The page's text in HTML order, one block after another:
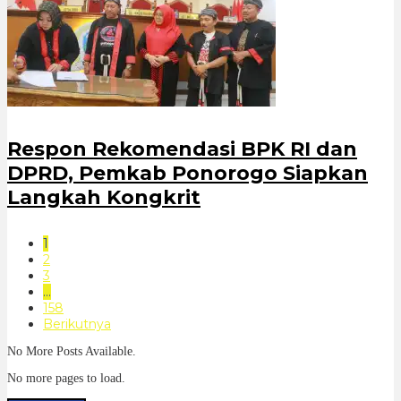
Respon Rekomendasi BPK RI dan
DPRD, Pemkab Ponorogo Siapkan
Langkah Kongkrit
1
2
3
…
158
Berikutnya
No More Posts Available.
No more pages to load.